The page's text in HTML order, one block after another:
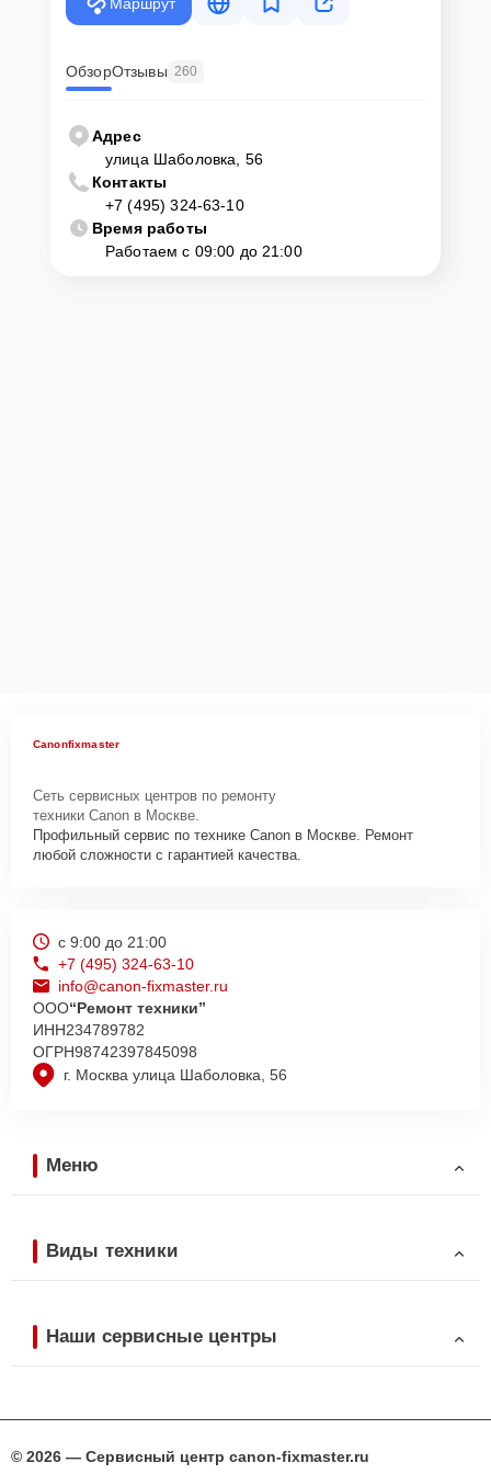
ОбзорОтзывы 260
Адрес
улица Шаболовка, 56
Контакты
+7 (495) 324-63-10
Время работы
Работаем с 09:00 до 21:00
Canonfixmaster
Сеть сервисных центров по ремонту
техники Canon в Москве.
Профильный сервис по технике Canon в Москве. Ремонт
любой сложности с гарантией качества.
г. Москва улица Шаболовка, 56
с 9:00 до 21:00
+7 (495) 324-63-10
info@canon-fixmaster.ru
ООО“Ремонт техники”
ИНН234789782
ОГРН98742397845098
Меню
Виды техники
Наши сервисные центры
© 2026 — Сервисный центр canon-fixmaster.ru